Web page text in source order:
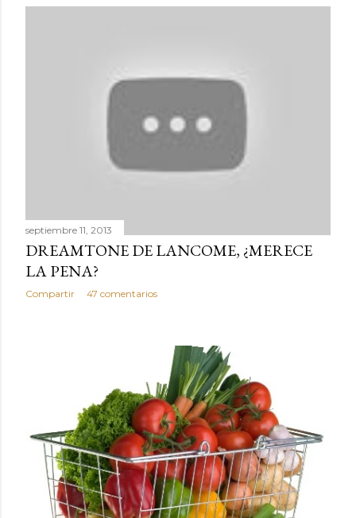
septiembre 11, 2013
DREAMTONE DE LANCOME, ¿MERECE
LA PENA?
Compartir 47 comentarios